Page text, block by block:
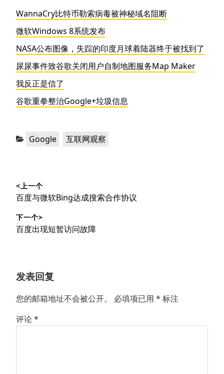
WannaCry比特币勒索病毒被神秘域名阻断
微软Windows 8系统发布
NASA公布图像，失踪的印度月球着陆器终于被找到了
尿尿事件致谷歌关闭用户自制地图服务Map Maker
我反正是信了
谷歌重拳整治Google+垃圾信息
分
Google ，
互联网观察
章
导
航
<上一个
上
文
章：
百度与微软Bing达成搜索合作协议
下一个>
下
百度出现短暂访问故障
发表回复
您的邮箱地址不会被公开。 必填项已用 * 标注
评论*